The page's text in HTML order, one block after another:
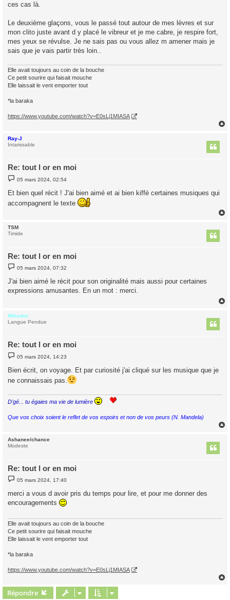
ces cas là.
Le deuxième glaçons, vous le passé tout autour de mes lèvres et sur
mon clito juste avant d y placé le vibreur et je me cabre, je respire fort,
mes yeux se révulse. Je ne sais pas ou vous allez m amener mais je
sais que je vais partir très loin..
Elle avait toujours au coin de la bouche
Ce petit sourire qui faisait mouche
Elle laissait le vent emporter tout
*la baraka
https://www.youtube.com/watch?v=E0sLj1MIASA
Ray-J
Intarissable
Re: tout l or en moi
M
e
s
s
a
05 mars 2024, 02:54
Et bien quel récit ! J'ai bien aimé et ai bien kiffé certaines musiques qui
accompagnent le texte
TSM
Timide
Re: tout l or en moi
M
s
s
a
05 mars 2024, 07:32
J'ai bien aimé le récit pour son originalité mais aussi pour certaines
expressions amusantes. En un mot : merci.
Mikadoc
Langue Pendue
Re: tout l or en moi
M
e
s
a
05 mars 2024, 14:23
Bien écrit, on voyage. Et par curiosité j'ai cliqué sur les musique que je
ne connaissais pas.
D'gé... tu égaies ma vie de lumière
Que vos choix soient le reflet de vos espoirs et non de vos peurs (N. Mandela)
Ashanee/chance
Modeste
Re: tout l or en moi
M
e
s
a
05 mars 2024, 17:40
merci a vous d avoir pris du temps pour lire, et pour me donner des
encouragements
Elle avait toujours au coin de la bouche
Ce petit sourire qui faisait mouche
Elle laissait le vent emporter tout
*la baraka
https://www.youtube.com/watch?v=E0sLj1MIASA
Répondre